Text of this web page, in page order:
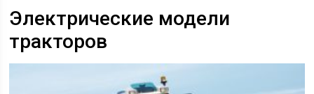
Электрические модели
тракторов